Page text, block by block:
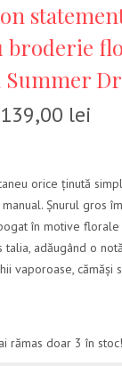
broderie
Summer
139,00 lei
orice ținută
Șnurul gros
în motive
adăugând o
vaporoase, cămăși
rămas doar 3 în stoc!